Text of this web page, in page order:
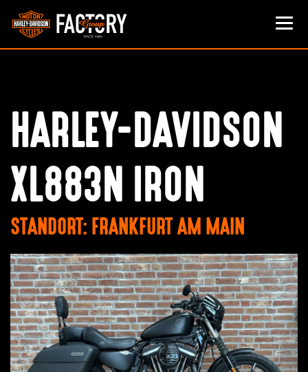
HARLEY-DAVIDSON
XL883N IRON
STANDORT: FRANKFURT AM MAIN